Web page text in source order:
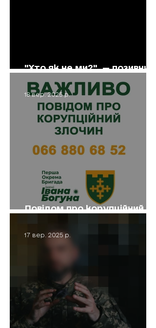
"Хто як не ми?", — позивний
Повідом про корупційний
18 вер. 2025 р.
17 вер. 2025 р.